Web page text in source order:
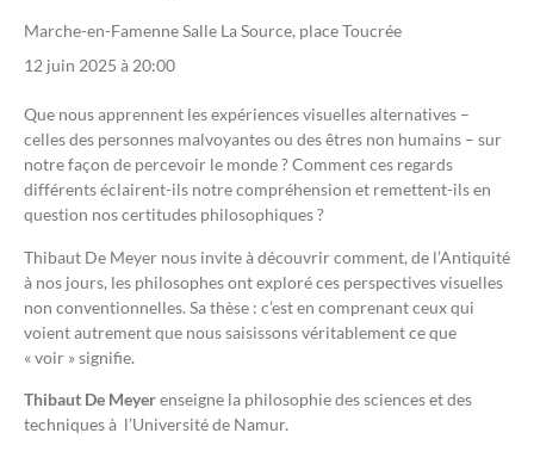
Marche-en-Famenne Salle La Source, place Toucrée
12 juin 2025 à 20:00
Que nous apprennent les expériences visuelles alternatives –
celles des personnes malvoyantes ou des êtres non humains – sur
notre façon de percevoir le monde ? Comment ces regards
différents éclairent-ils notre compréhension et remettent-ils en
question nos certitudes philosophiques ?
Thibaut De Meyer nous invite à découvrir comment, de l’Antiquité
à nos jours, les philosophes ont exploré ces perspectives visuelles
non conventionnelles. Sa thèse : c’est en comprenant ceux qui
voient autrement que nous saisissons véritablement ce que
« voir » signifie.
Thibaut De Meyerenseigne la philosophie des sciences et des
techniques à l’Université de Namur.